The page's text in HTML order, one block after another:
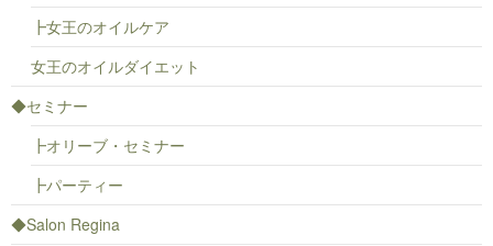
┣女王のオイルケア
女王のオイルダイエット
◆セミナー
┣オリーブ・セミナー
┣パーティー
◆Salon Regina